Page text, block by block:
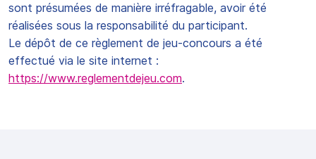
sont présumées de manière irréfragable, avoir été
réalisées sous la responsabilité du participant.
Le dépôt de ce règlement de jeu-concours a été
effectué via le site internet :
https://www.reglementdejeu.com.